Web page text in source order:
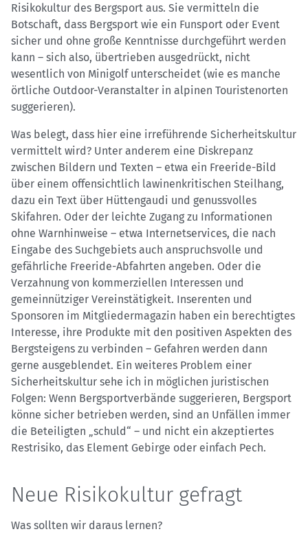
Risikokultur des Bergsport aus. Sie vermitteln die
Botschaft, dass Bergsport wie ein Funsport oder Event
sicher und ohne große Kenntnisse durchgeführt werden
kann – sich also, übertrieben ausgedrückt, nicht
wesentlich von Minigolf unterscheidet (wie es manche
örtliche Outdoor-Veranstalter in alpinen Touristenorten
suggerieren).
Was belegt, dass hier eine irreführende Sicherheitskultur
vermittelt wird? Unter anderem eine Diskrepanz
zwischen Bildern und Texten – etwa ein Freeride-Bild
über einem offensichtlich lawinenkritischen Steilhang,
dazu ein Text über Hüttengaudi und genussvolles
Skifahren. Oder der leichte Zugang zu Informationen
ohne Warnhinweise – etwa Internetservices, die nach
Eingabe des Suchgebiets auch anspruchsvolle und
gefährliche Freeride-Abfahrten angeben. Oder die
Verzahnung von kommerziellen Interessen und
gemeinnütziger Vereinstätigkeit. Inserenten und
Sponsoren im Mitgliedermagazin haben ein berechtigtes
Interesse, ihre Produkte mit den positiven Aspekten des
Bergsteigens zu verbinden – Gefahren werden dann
gerne ausgeblendet. Ein weiteres Problem einer
Sicherheitskultur sehe ich in möglichen juristischen
Folgen: Wenn Bergsportverbände suggerieren, Bergsport
könne sicher betrieben werden, sind an Unfällen immer
die Beteiligten „schuld“ – und nicht ein akzeptiertes
Restrisiko, das Element Gebirge oder einfach Pech.
Neue Risikokultur gefragt
Was sollten wir daraus lernen?